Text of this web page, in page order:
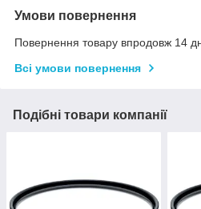
Умови повернення
Повернення товару впродовж 14
Всі умови повернення
Подібні товари компанії